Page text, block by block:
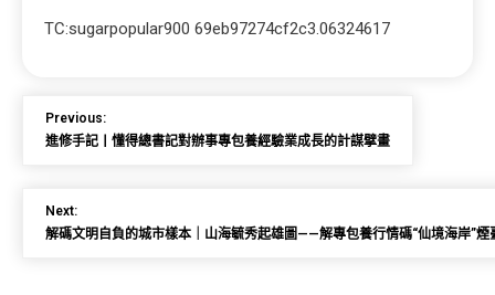
TC:sugarpopular900 69eb97274cf2c3.06324617
Previous:
進修手記丨懂得總書記對辦事專包養經驗業成長的計謀擘畫
Next:
解碼文明自負的城市樣本｜山海毓秀起雄圖——解專包養行情碼“仙境海岸”煙